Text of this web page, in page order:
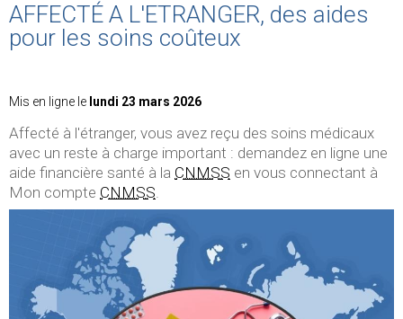
AFFECTÉ A L'ETRANGER, des aides
pour les soins coûteux
Mis en ligne le lundi 23 mars 2026
Affecté à l'étranger, vous avez reçu des soins médicaux
avec un reste à charge important : demandez en ligne une
aide financière santé à la CNMSS en vous connectant à
Mon compte CNMSS.